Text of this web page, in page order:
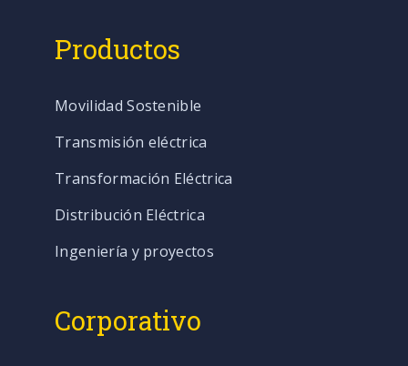
Productos
Movilidad Sostenible
Transmisión eléctrica
Transformación Eléctrica
Distribución Eléctrica
Ingeniería y proyectos
Corporativo